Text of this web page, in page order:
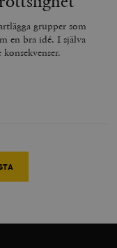
grupper som
en bra idé. I själva